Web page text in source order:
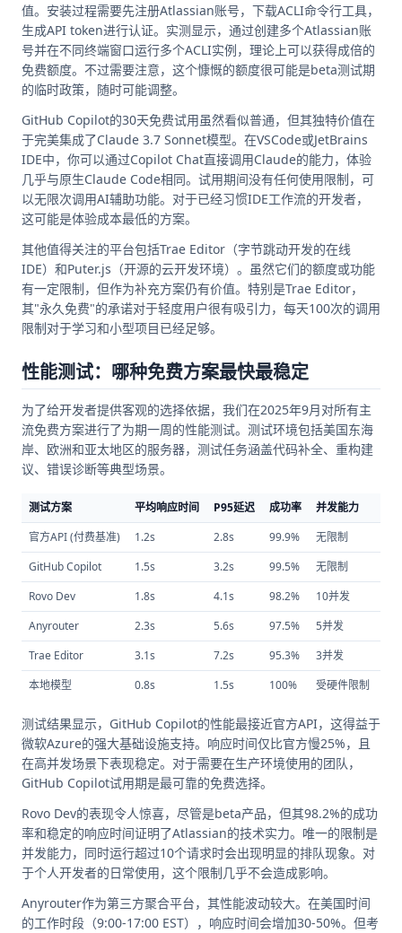
值。安装过程需要先注册Atlassian账号，下载ACLI命令行工具，
生成API token进行认证。实测显示，通过创建多个Atlassian账
号并在不同终端窗口运行多个ACLI实例，理论上可以获得成倍的
免费额度。不过需要注意，这个慷慨的额度很可能是beta测试期
的临时政策，随时可能调整。
GitHub Copilot的30天免费试用虽然看似普通，但其独特价值在
于完美集成了Claude 3.7 Sonnet模型。在VSCode或JetBrains
IDE中，你可以通过Copilot Chat直接调用Claude的能力，体验
几乎与原生Claude Code相同。试用期间没有任何使用限制，可
以无限次调用AI辅助功能。对于已经习惯IDE工作流的开发者，
这可能是体验成本最低的方案。
其他值得关注的平台包括Trae Editor（字节跳动开发的在线
IDE）和Puter.js（开源的云开发环境）。虽然它们的额度或功能
有一定限制，但作为补充方案仍有价值。特别是Trae Editor，
其"永久免费"的承诺对于轻度用户很有吸引力，每天100次的调用
限制对于学习和小型项目已经足够。
性能测试：哪种免费方案最快最稳定
为了给开发者提供客观的选择依据，我们在2025年9月对所有主
流免费方案进行了为期一周的性能测试。测试环境包括美国东海
岸、欧洲和亚太地区的服务器，测试任务涵盖代码补全、重构建
议、错误诊断等典型场景。
测试方案 平均响应时间 P95延迟 成功率 并发能力
官方API (付费基准)
1.2s 2.8s 99.9% 无限制
GitHub Copilot
1.5s 3.2s 99.5% 无限制
Rovo Dev
1.8s 4.1s 98.2% 10并发
Anyrouter
2.3s 5.6s 97.5% 5并发
Trae Editor
3.1s 7.2s 95.3% 3并发
本地模型
0.8s 1.5s 100% 受硬件限制
测试结果显示，GitHub Copilot的性能最接近官方API，这得益于
微软Azure的强大基础设施支持。响应时间仅比官方慢25%，且
在高并发场景下表现稳定。对于需要在生产环境使用的团队，
GitHub Copilot试用期是最可靠的免费选择。
Rovo Dev的表现令人惊喜，尽管是beta产品，但其98.2%的成功
率和稳定的响应时间证明了Atlassian的技术实力。唯一的限制是
并发能力，同时运行超过10个请求时会出现明显的排队现象。对
于个人开发者的日常使用，这个限制几乎不会造成影响。
Anyrouter作为第三方聚合平台，其性能波动较大。在美国时间
的工作时段（9:00-17:00 EST），响应时间会增加30-50%。但考